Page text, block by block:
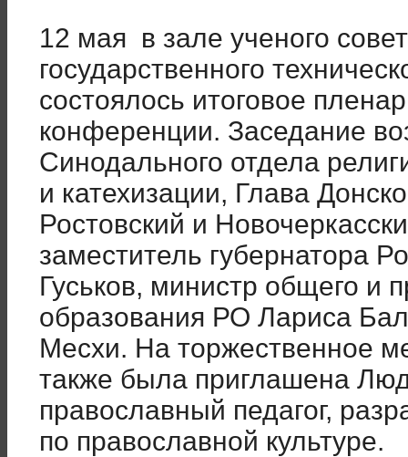
12 мая в зале ученого
государственного
состоялось итоговое
конференции. Заседание
Синодального отдела
и катехизации, Глава
Ростовский и
заместитель губернатора
Гуськов, министр общего и
образования РО Лариса
Месхи. На торжественное
также была приглашена
православный педагог,
по православной культуре.